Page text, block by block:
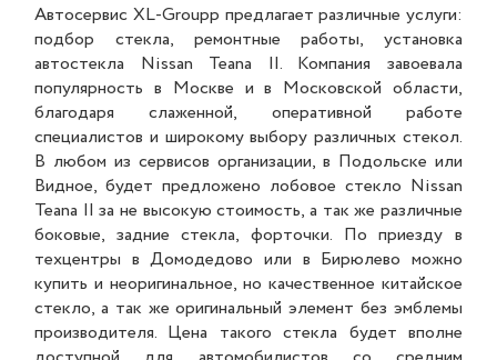
Автосервис XL-Groupp предлагает различные услуги:
подбор стекла, ремонтные работы, установка
автостекла Nissan Teana II. Компания завоевала
популярность в Москве и в Московской области,
благодаря слаженной, оперативной работе
специалистов и широкому выбору различных стекол.
В любом из сервисов организации, в Подольске или
Видное, будет предложено лобовое стекло Nissan
Teana II за не высокую стоимость, а так же различные
боковые, задние стекла, форточки. По приезду в
техцентры в Домодедово или в Бирюлево можно
купить и неоригинальное, но качественное китайское
стекло, а так же оригинальный элемент без эмблемы
производителя. Цена такого стекла будет вполне